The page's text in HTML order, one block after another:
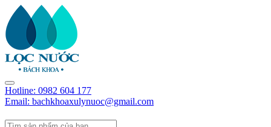
Hotline: 0982 604 177
Email: bachkhoaxulynuoc@gmail.com